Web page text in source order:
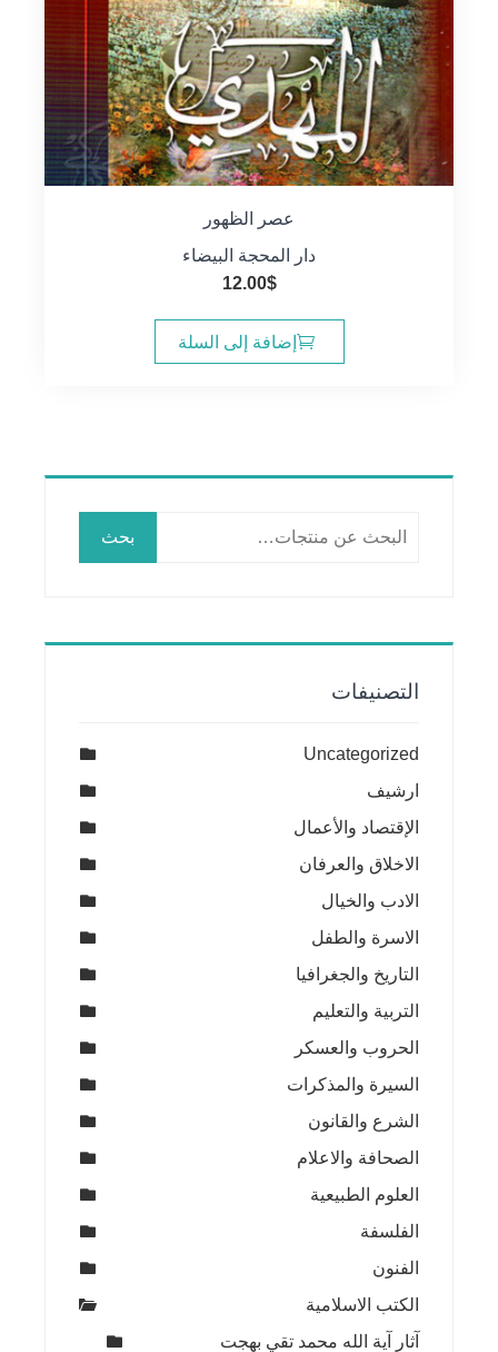
عصر الظهور
دار المحجة البيضاء
12.00$
إضافة إلى السلة
بحث
التصنيفات
Uncategorized
ارشيف
الإقتصاد والأعمال
الاخلاق والعرفان
الادب والخيال
الاسرة والطفل
التاريخ والجغرافيا
التربية والتعليم
الحروب والعسكر
السيرة والمذكرات
الشرع والقانون
الصحافة والاعلام
العلوم الطبيعية
الفلسفة
الفنون
الكتب الاسلامية
آثار آية الله محمد تقي بهجت